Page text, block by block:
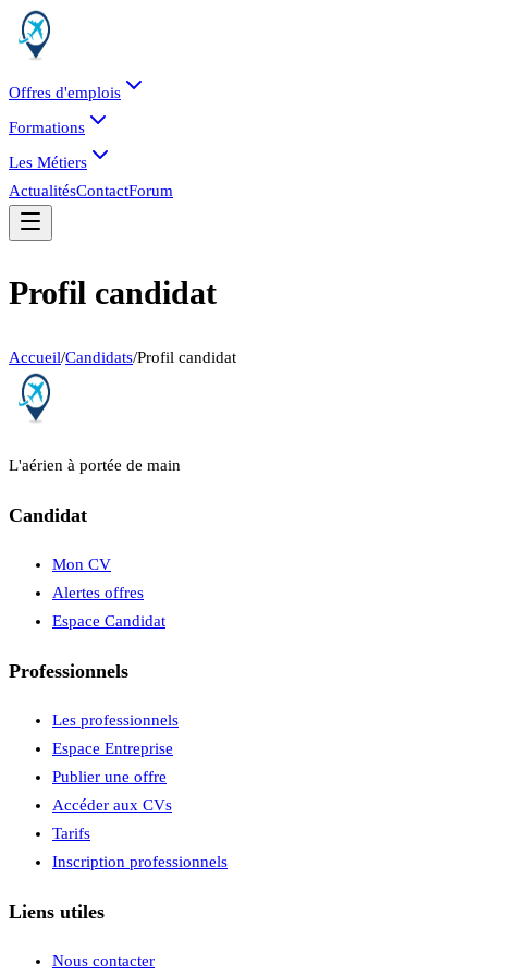
Offres d'emplois
Formations
Les Métiers
ActualitésContactForum
Profil candidat
Accueil/Candidats/Profil candidat
L'aérien à portée de main
Candidat
Mon CV
Alertes offres
Espace Candidat
Professionnels
Les professionnels
Espace Entreprise
Publier une offre
Accéder aux CVs
Tarifs
Inscription professionnels
Liens utiles
Nous contacter